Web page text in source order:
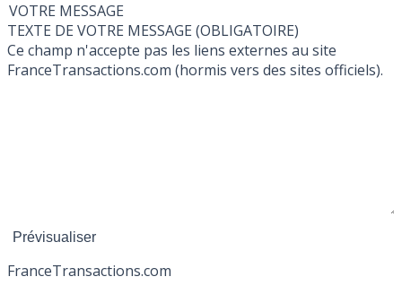
VOTRE MESSAGE
TEXTE DE VOTRE MESSAGE (OBLIGATOIRE)
Ce champ n'accepte pas les liens externes au site
FranceTransactions.com (hormis vers des sites officiels).
FranceTransactions.com